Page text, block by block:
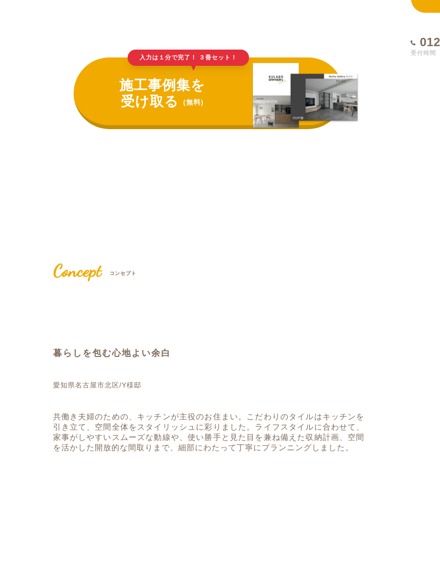
入力は１分で完了！ ３冊セット！
▲
施工事例集を
受け取る(無料)
Concept コンセプト
暮らしを包む心地よい余白
愛知県名古屋市北区/Y様邸
共働き夫婦のための、キッチンが主役のお住まい。こだわりのタイルはキッチンを
引き立て、空間全体をスタイリッシュに彩りました。ライフスタイルに合わせて、
家事がしやすいスムーズな動線や、使い勝手と見た目を兼ね備えた収納計画、空間
を活かした開放的な間取りまで、細部にわたって丁寧にプランニングしました。
受付時